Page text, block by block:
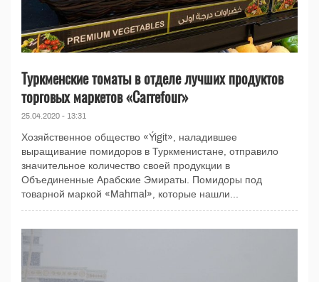
Туркменские томаты в отделе лучших продуктов
торговых маркетов «Carrefour»
25.04.2020 - 13:31
Хозяйственное общество «Ýigit», наладившее
выращивание помидоров в Туркменистане, отправило
значительное количество своей продукции в
Объединенные Арабские Эмираты. Помидоры под
товарной маркой «Mahmal», которые нашли...